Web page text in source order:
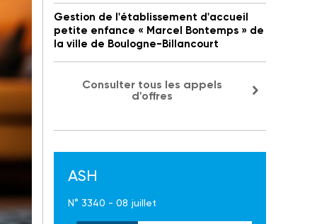
Gestion de l'établissement d'accueil
petite enfance « Marcel Bontemps » de
la ville de Boulogne-Billancourt
Consulter tous les appels
d'offres
ASH
N° 3340 - 08 juillet